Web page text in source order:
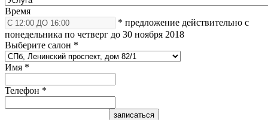
Время
* предложение действительно с
понедельника по четверг до 30 ноября 2018
Выберите салон *
Имя *
Телефон *